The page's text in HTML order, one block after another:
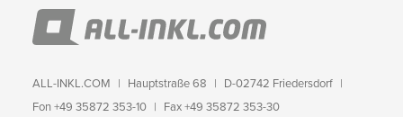
ALL-INKL.COM Hauptstraße 68
D-02742 Friedersdorf
Fon +49 35872 353-10
Fax +49 35872 353-30